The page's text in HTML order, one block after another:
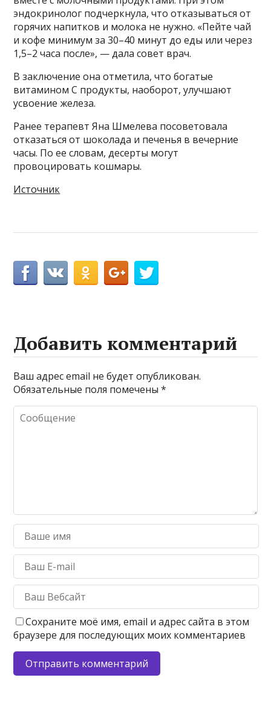
эндокринолог подчеркнула, что отказываться от
горячих напитков и молока не нужно. «Пейте чай
и кофе минимум за 30–40 минут до еды или через
1,5–2 часа после», — дала совет врач.
В заключение она отметила, что богатые
витамином С продукты, наоборот, улучшают
усвоение железа.
Ранее терапевт Яна Шмелева посоветовала
отказаться от шоколада и печенья в вечерние
часы. По ее словам, десерты могут
провоцировать кошмары.
Источник
Добавить комментарий
Ваш адрес email не будет опубликован.
Обязательные поля помечены*
Сохраните моё имя, email и адрес сайта в этом
браузере для последующих моих комментариев